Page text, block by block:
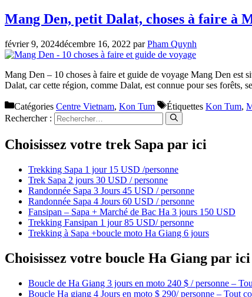
Mang Den, petit Dalat, choses à faire à
février 9, 2024décembre 16, 2022 parPham Quynh
Mang Den – 10 choses à faire et guide de voyage Mang Den est
Dalat, car cette région, comme Dalat, est connue pour ses forêts,
Catégories Centre Vietnam, Kon Tum Étiquettes Kon Tum,
Rechercher :
Choisissez votre trek Sapa par ici
Trekking Sapa 1 jour 15 USD /personne
Trek Sapa 2 jours 30 USD / personne
Randonnée Sapa 3 Jours 45 USD / personne
Randonnée Sapa 4 Jours 60 USD / personne
Fansipan – Sapa + Marché de Bac Ha 3 jours 150 USD
Trekking Fansipan 1 jour 85 USD/ personne
Trekking à Sapa +boucle moto Ha Giang 6 jours
Choisissez votre boucle Ha Giang par ici
Boucle de Ha Giang 3 jours en moto 240 $ / personne –
Boucle Ha giang 4 Jours en moto $ 290/ personne – Tout